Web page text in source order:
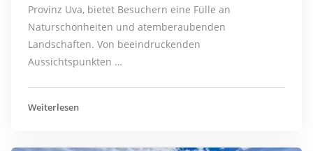
Provinz Uva, bietet Besuchern eine Fülle an
Naturschönheiten und atemberaubenden
Landschaften. Von beeindruckenden
Aussichtspunkten …
Weiterlesen